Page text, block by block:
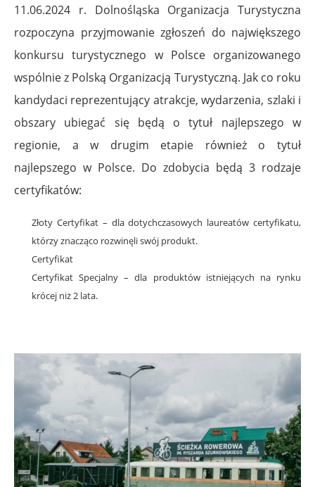
11.06.2024 r. Dolnośląska Organizacja Turystyczna
rozpoczyna przyjmowanie zgłoszeń do największego
konkursu turystycznego w Polsce organizowanego
wspólnie z Polską Organizacją Turystyczną. Jak co roku
kandydaci reprezentujący atrakcje, wydarzenia, szlaki i
obszary ubiegać się będą o tytuł najlepszego w
regionie, a w drugim etapie również o tytuł
najlepszego w Polsce. Do zdobycia będą 3 rodzaje
certyfikatów:
Złoty Certyfikat – dla dotychczasowych laureatów certyfikatu,
którzy znacząco rozwinęli swój produkt.
Certyfikat
Certyfikat Specjalny – dla produktów istniejących na rynku
krócej niż 2 lata.